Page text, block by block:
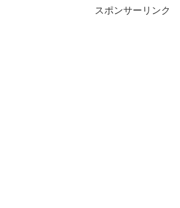
スポンサーリンク